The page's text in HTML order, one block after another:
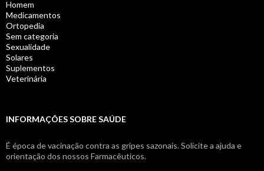
Homem
Medicamentos
Ortopedia
Sem categoria
Sexualidade
Solares
Suplementos
Veterinária
INFORMAÇÕES SOBRE SAÚDE
É época de vacinação contra as gripes sazonais. Solicite a ajuda e
orientação dos nossos Farmacêuticos.